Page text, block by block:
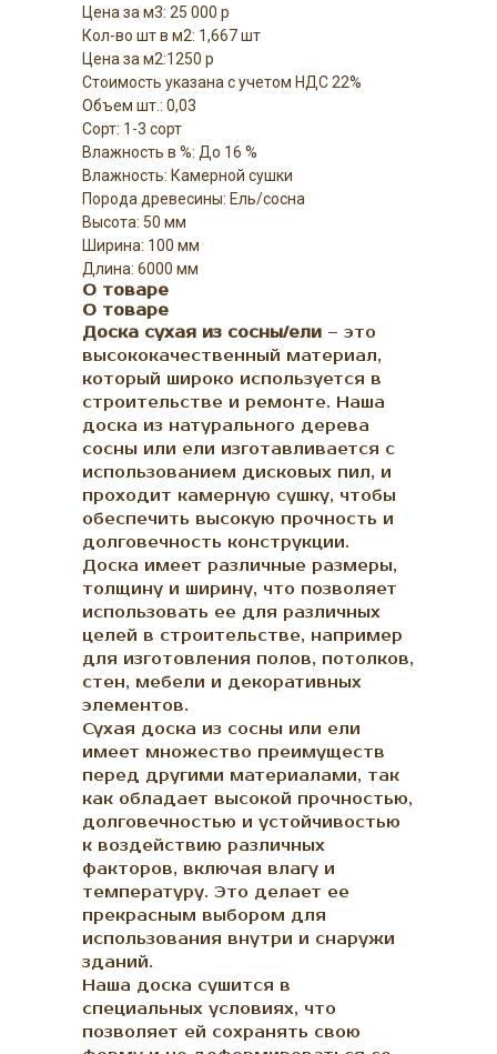
Цена за м3: 25 000 р
Кол-во шт в м2: 1,667 шт
Цена за м2:1250 р
Стоимость указана с учетом НДС 22%
Объем шт.: 0,03
Сорт: 1-3 сорт
Влажность в %: До 16 %
Влажность: Камерной сушки
Порода древесины: Ель/сосна
Высота: 50 мм
Ширина: 100 мм
Длина: 6000 мм
О товаре
О товаре
Доска сухая из сосны/ели – это
высококачественный материал,
который широко используется в
строительстве и ремонте. Наша
доска из натурального дерева
сосны или ели изготавливается с
использованием дисковых пил, и
проходит камерную сушку, чтобы
обеспечить высокую прочность и
долговечность конструкции.
Доска имеет различные размеры,
толщину и ширину, что позволяет
использовать ее для различных
целей в строительстве, например
для изготовления полов, потолков,
стен, мебели и декоративных
элементов.
Сухая доска из сосны или ели
имеет множество преимуществ
перед другими материалами, так
как обладает высокой прочностью,
долговечностью и устойчивостью
к воздействию различных
факторов, включая влагу и
температуру. Это делает ее
прекрасным выбором для
использования внутри и снаружи
зданий.
Наша доска сушится в
специальных условиях, что
позволяет ей сохранять свою